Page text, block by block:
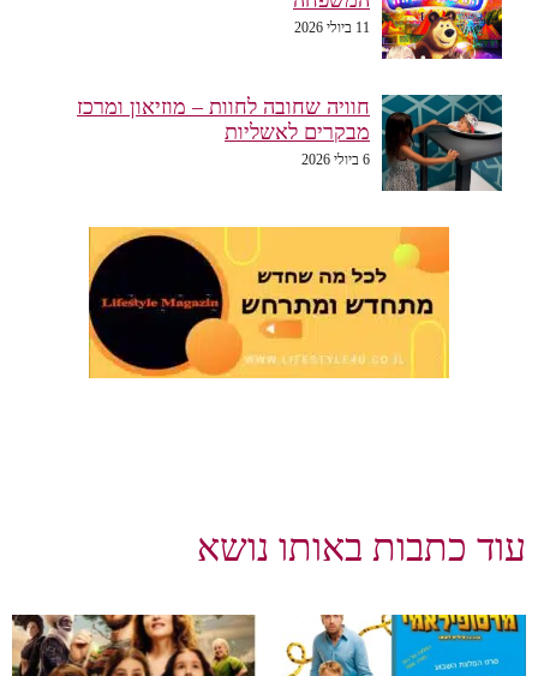
11 ביולי 2026
חוויה שחובה לחוות – מוזיאון ומרכז
מבקרים לאשליות
6 ביולי 2026
עוד כתבות באותו נושא